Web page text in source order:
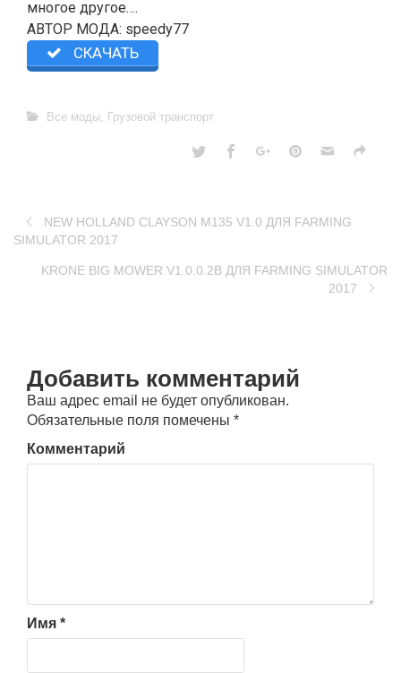
многое другое….
АВТОР МОДА: speedy77
СКАЧАТЬ
Все моды, Грузовой транспорт
NEW HOLLAND CLAYSON M135 V1.0 ДЛЯ FARMING
SIMULATOR 2017
KRONE BIG MOWER V1.0.0.2B ДЛЯ FARMING SIMULATOR
2017
Добавить комментарий
Ваш адрес email не будет опубликован.
Обязательные поля помечены *
Комментарий
Имя *